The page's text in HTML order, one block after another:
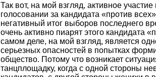
Так вот, на мой взгляд, активное
голосовании за кандидата «против
негативный итог выборов последнего
очень активно пиарят этого кандидата
самом деле, на мой взгляд, является
серьезных опасностей в попытках
общество. Потому что возникает
танцплощадку, когда с одной стороны